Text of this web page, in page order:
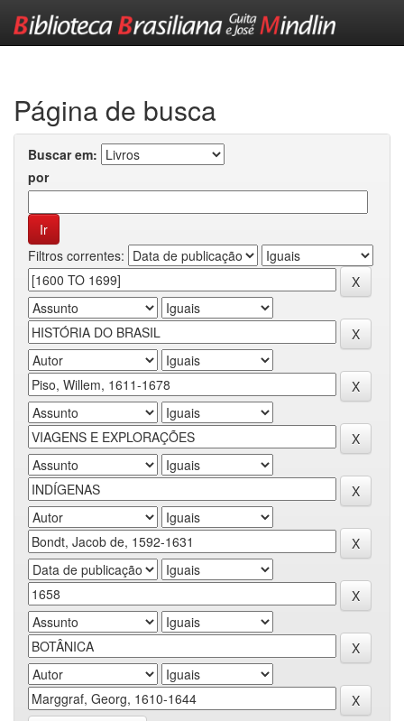
Página de busca
Buscar em:
por
Filtros correntes: